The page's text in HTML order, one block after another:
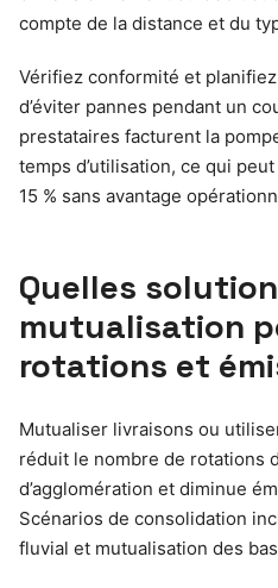
compte de la distance et du
Vérifiez conformité et
d’éviter pannes pendant un
prestataires facturent la
temps d’utilisation, ce qui
15 % sans avantage
Quelles
mutualisation
rotations et
Mutualiser livraisons ou
réduit le nombre de rotations
d’agglomération et diminue
Scénarios de consolidation
fluvial et mutualisation des